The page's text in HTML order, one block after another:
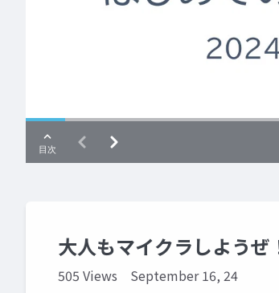
大人もマイクラしよう
505 Views September 16, 24